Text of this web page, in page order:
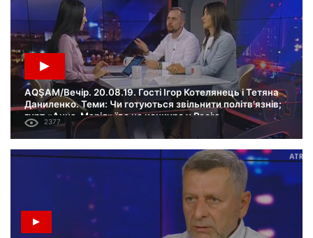
AQŞAM/Вечір. 20.08.19. Гості Ігор Котелянець і Тетяна
Даниленко. Теми: Чи готуються звільнити політв’язнів;
гурт «Анна-Марія» їде на конкурс у Росію.
2377